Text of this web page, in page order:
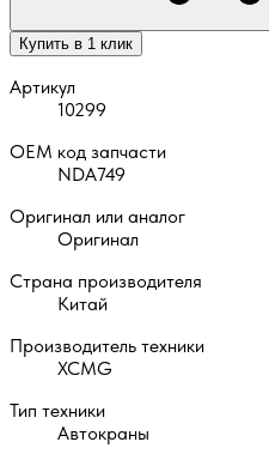
Купить в 1 клик
Артикул
10299
OEM код запчасти
NDA749
Оригинал или аналог
Оригинал
Страна производителя
Китай
Производитель техники
XCMG
Тип техники
Автокраны